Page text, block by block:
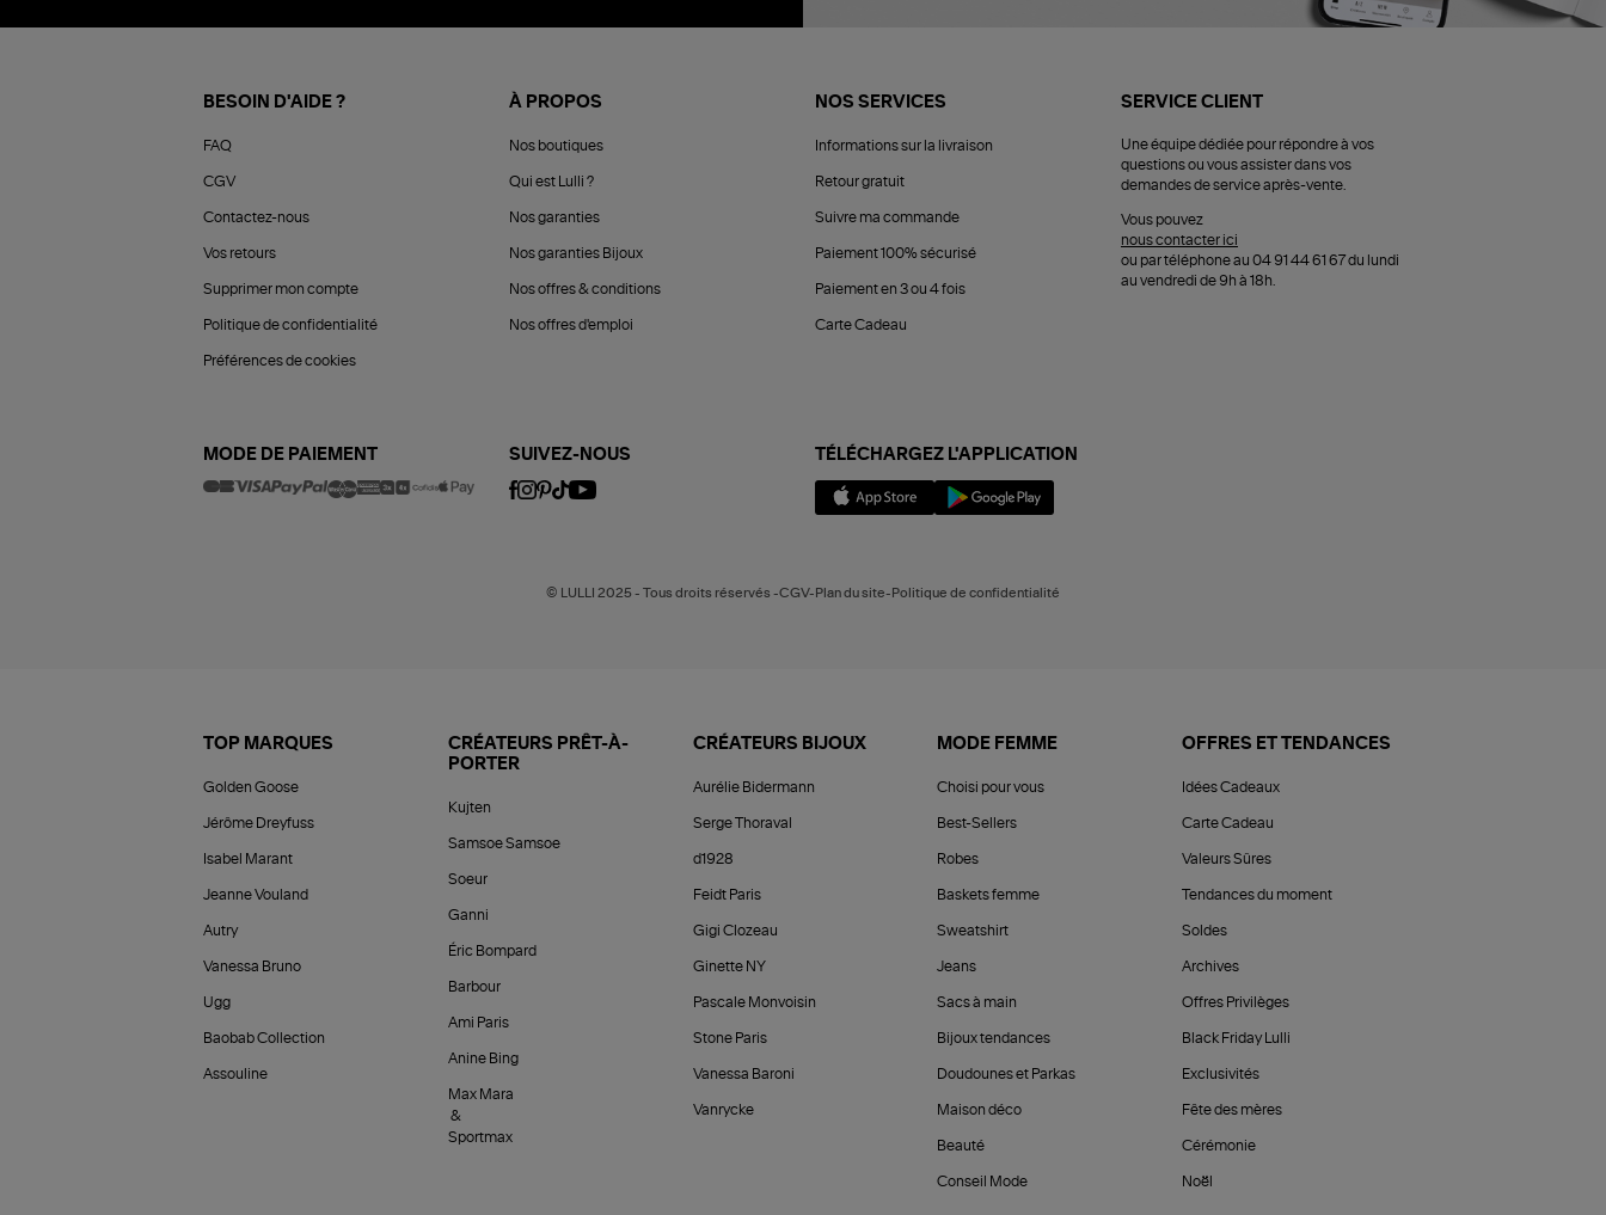
BESOIN D'AIDE ?
FAQ
CGV
Contactez-nous
Vos retours
Supprimer mon compte
Politique de confidentialité
Préférences de cookies
À PROPOS
Nos boutiques
Qui est Lulli ?
Nos garanties
Nos garanties Bijoux
Nos offres & conditions
Nos offres d'emploi
NOS SERVICES
Informations sur la livraison
Retour gratuit
Suivre ma commande
Paiement 100% sécurisé
Paiement en 3 ou 4 fois
Carte Cadeau
SERVICE CLIENT
Une équipe dédiée pour répondre à vos
questions ou vous assister dans vos
demandes de service après-vente.
Vous pouvez
nous contacter ici
ou par téléphone au 04 91 44 61 67 du lundi
au vendredi de 9h à 18h.
MODE DE PAIEMENT SUIVEZ-NOUS TÉLÉCHARGEZ L'APPLICATION
© LULLI 2025 - Tous droits réservés -CGV-Plan du site-Politique de confidentialité
TOP MARQUES
Golden Goose
Jérôme Dreyfuss
Isabel Marant
Jeanne Vouland
Autry
Vanessa Bruno
Ugg
Baobab Collection
Assouline
CRÉATEURS PRÊT-À-
PORTER
Kujten
Samsoe Samsoe
Soeur
Ganni
Éric Bompard
Barbour
Ami Paris
Anine Bing
Max Mara
&
Sportmax
CRÉATEURS BIJOUX
Aurélie Bidermann
Serge Thoraval
d1928
Feidt Paris
Gigi Clozeau
Ginette NY
Pascale Monvoisin
Stone Paris
Vanessa Baroni
Vanrycke
MODE FEMME
Choisi pour vous
Best-Sellers
Robes
Baskets femme
Sweatshirt
Jeans
Sacs à main
Bijoux tendances
Doudounes et Parkas
Maison déco
Beauté
Conseil Mode
OFFRES ET TENDANCES
Idées Cadeaux
Carte Cadeau
Valeurs Sûres
Tendances du moment
Soldes
Archives
Offres Privilèges
Black Friday Lulli
Exclusivités
Fête des mères
Cérémonie
Noël